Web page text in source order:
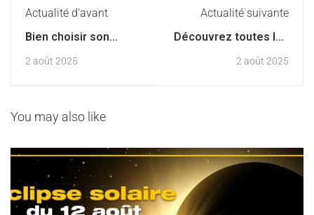
Actualité d'avant
Bien choisir son
pratique pour une
2 août 2025
Actualité suivante
Découvrez toutes les
2025
2 août 2025
You may also like